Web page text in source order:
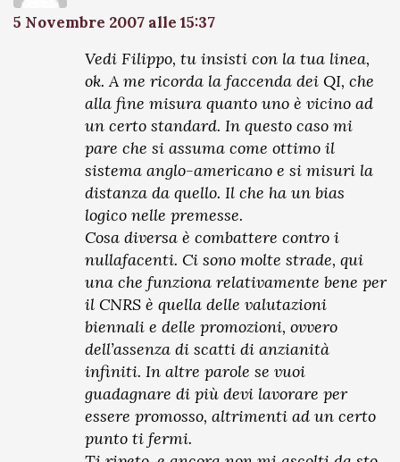
5 Novembre 2007 alle 15:37
Vedi Filippo, tu insisti con la tua linea,
ok. A me ricorda la faccenda dei QI, che
alla fine misura quanto uno è vicino ad
un certo standard. In questo caso mi
pare che si assuma come ottimo il
sistema anglo-americano e si misuri la
distanza da quello. Il che ha un bias
logico nelle premesse.
Cosa diversa è combattere contro i
nullafacenti. Ci sono molte strade, qui
una che funziona relativamente bene per
il CNRS è quella delle valutazioni
biennali e delle promozioni, ovvero
dell’assenza di scatti di anzianità
infiniti. In altre parole se vuoi
guadagnare di più devi lavorare per
essere promosso, altrimenti ad un certo
punto ti fermi.